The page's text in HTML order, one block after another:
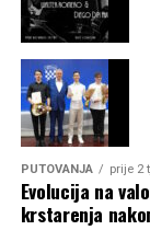
PUTOVANJA prije 2
Evolucija na
krstarenja